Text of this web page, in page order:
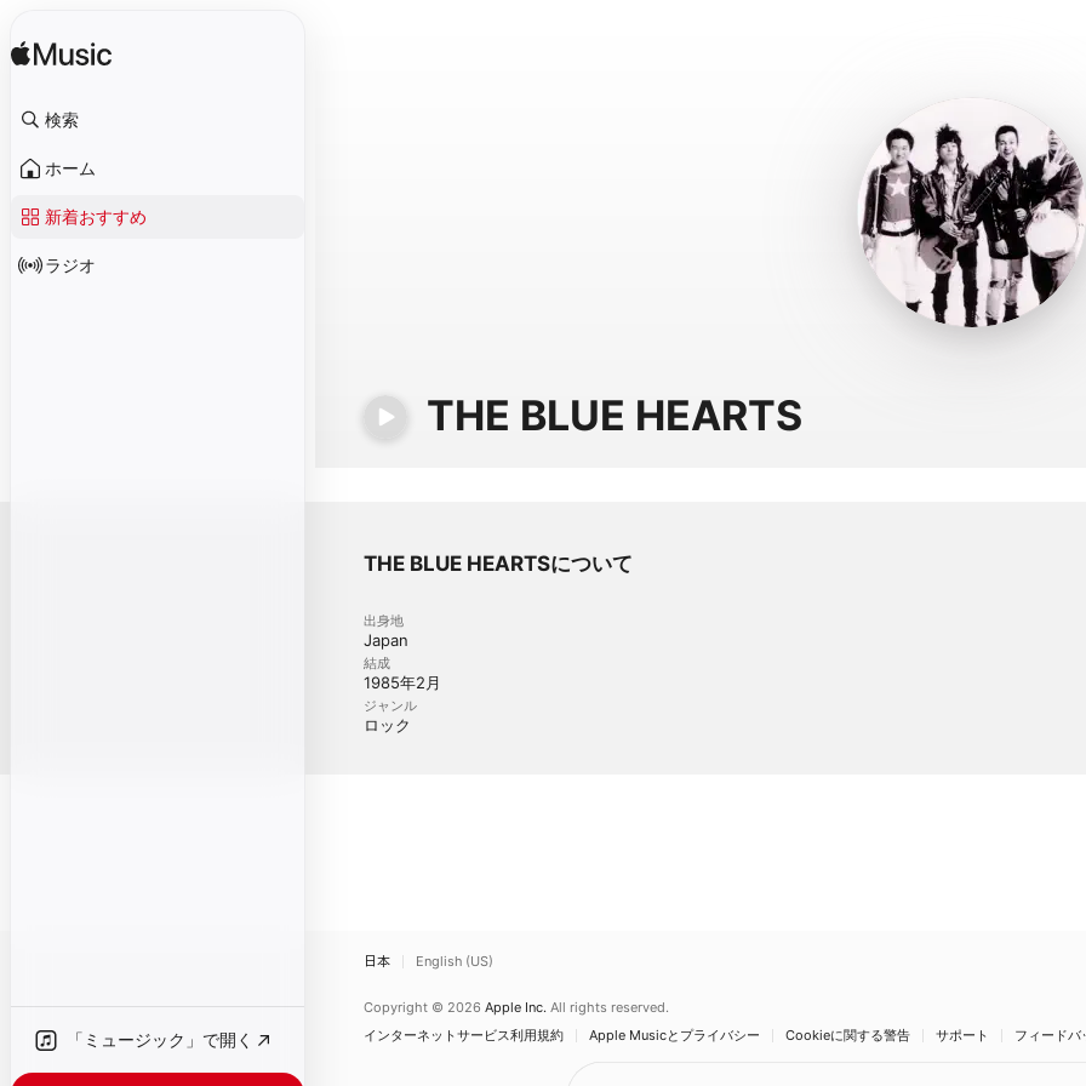
検索
ホーム
新着おすすめ
ラジオ
「ミュージック」で開く
THE BLUE HEARTS
THE BLUE HEARTSについて
出身地
Japan
結成
1985年2月
ジャンル
ロック
日本 English (US)
Copyright © 2026 Apple Inc. All rights reserved.
インターネットサービス利用規約
Apple Musicとプライバシー Cookieに関する警告 サポート フィードバ